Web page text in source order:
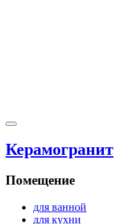
Керамогранит
Помещение
для ванной
для кухни